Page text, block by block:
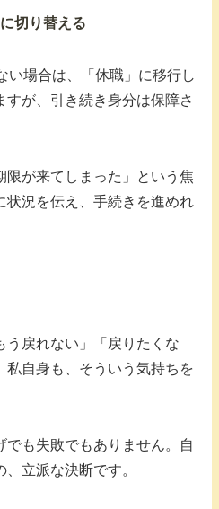
切り替える
い場合は、「休職」に移行し
すが、引き続き身分は保障さ
限が来てしまった」という焦
状況を伝え、手続きを進めれ
う戻れない」「戻りたくな
私自身も、そういう気持ちを
も失敗でもありません。自
立派な決断です。